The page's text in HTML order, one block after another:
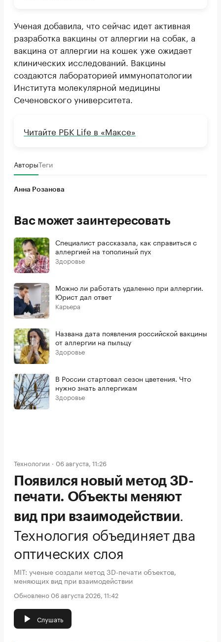
Ученая добавила, что сейчас идет активная
разработка вакцины от аллергии на собак, а
вакцина от аллергии на кошек уже ожидает
клинических исследований. Вакцины
создаются лабораторией иммунопатологии
Института молекулярной медицины
Сеченовского университета.
Читайте РБК Life в «Максе»
АвторыТеги
Анна Розанова
Вас может заинтересовать
Специалист рассказала, как справиться с
аллергией на тополиный пух
Здоровье
Можно ли работать удаленно при аллергии.
Юрист дал ответ
Карьера
Названа дата появления российской вакцины
от аллергии на пыльцу
Здоровье
В России стартовал сезон цветения. Что
нужно знать аллергикам
Здоровье
Технологии 06 августа, 11:26
Появился новый метод 3D-
печати. Объекты меняют
вид при взаимодействии.
Технология объединяет два
оптических слоя
MIT: ученые создали метод 3D-печати объектов,
меняющих вид при взаимодействии
Обновлено 06 августа 2026, 11:42
Слушать